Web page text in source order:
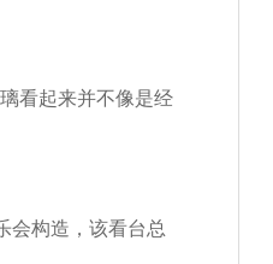
看起来并不像是经
会构造，该看台总